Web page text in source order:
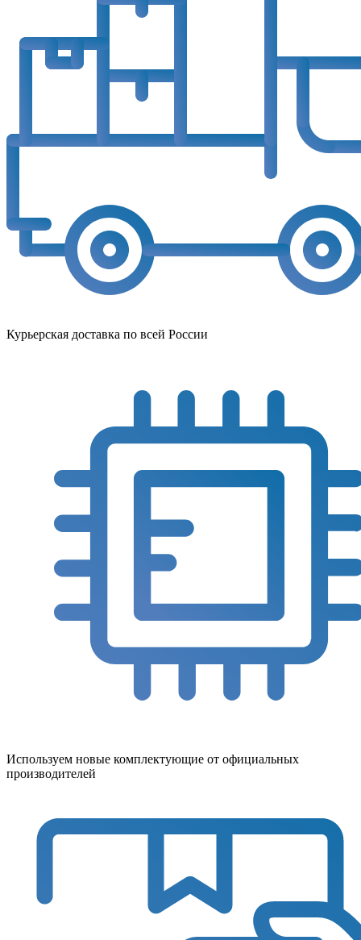
Курьерская доставка по всей России
Используем новые комплектующие от официальных
производителей